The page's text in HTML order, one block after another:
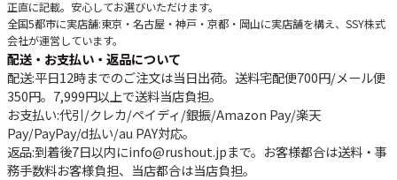
正直に記載。安心してお選びいただけます。
全国5都市に実店舗:東京・名古屋・神戸・京都・岡山に実店舗を構え、SSY株式
会社が運営しています。
配送・お支払い・返品について
配送:平日12時までのご注文は当日出荷。送料宅配便700円/メール便
350円。 7,999円以上で送料当店負担。
お支払い:代引/クレカ/ペイディ/銀振/Amazon Pay/楽天
Pay/PayPay/d払い/au PAY対応。
返品:到着後7日以内にinfo@rushout.jpまで。お客様都合は送料・事
務手数料お客様負担、当店都合は当店負担。